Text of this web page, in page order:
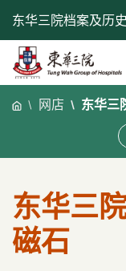
东华三院档案及历
网店 东华三
东华三
磁石